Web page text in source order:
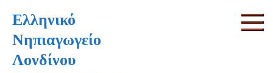
content
Ελληνικό
Νηπιαγωγείο
Λονδίνου